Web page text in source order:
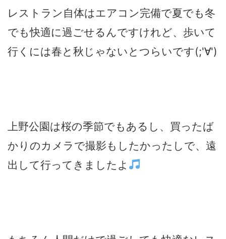
レストラン自体はエアコン完備で夏でも冬
でも快適に過ごせるんですけれど、歩いて
行くには春と秋じゃないとつらいです(;'∀')
上野公園は桜の季節でもあるし、買ったば
かりのカメラで撮影もしたかったしで、遠
出して行ってきましたよ